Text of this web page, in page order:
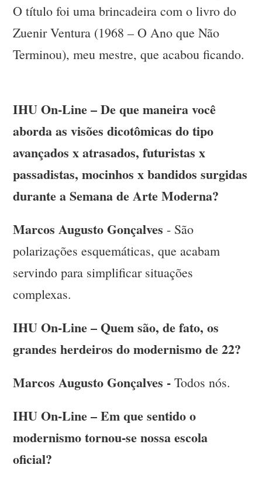
O título foi uma brincadeira com o livro do
Zuenir Ventura (1968 – O Ano que Não
Terminou), meu mestre, que acabou ficando.
IHU On-Line – De que maneira você
aborda as visões dicotômicas do tipo
avançados x atrasados, futuristas x
passadistas, mocinhos x bandidos surgidas
durante a Semana de Arte Moderna?
Marcos Augusto Gonçalves- São
polarizações esquemáticas, que acabam
servindo para simplificar situações
complexas.
IHU On-Line – Quem são, de fato, os
grandes herdeiros do modernismo de 22?
Marcos Augusto Gonçalves - Todos nós.
IHU On-Line – Em que sentido o
modernismo tornou-se nossa escola
oficial?